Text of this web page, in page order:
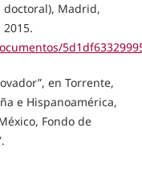
doctoral), Madrid,
en Torrente,
e Hispanoamérica,
Fondo de